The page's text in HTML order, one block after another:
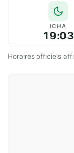
ICHA
19:03